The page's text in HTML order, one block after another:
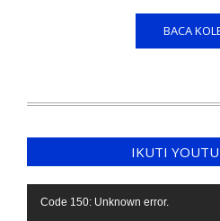
BACA
IKUTI
Video
Code 150: Unknown error.